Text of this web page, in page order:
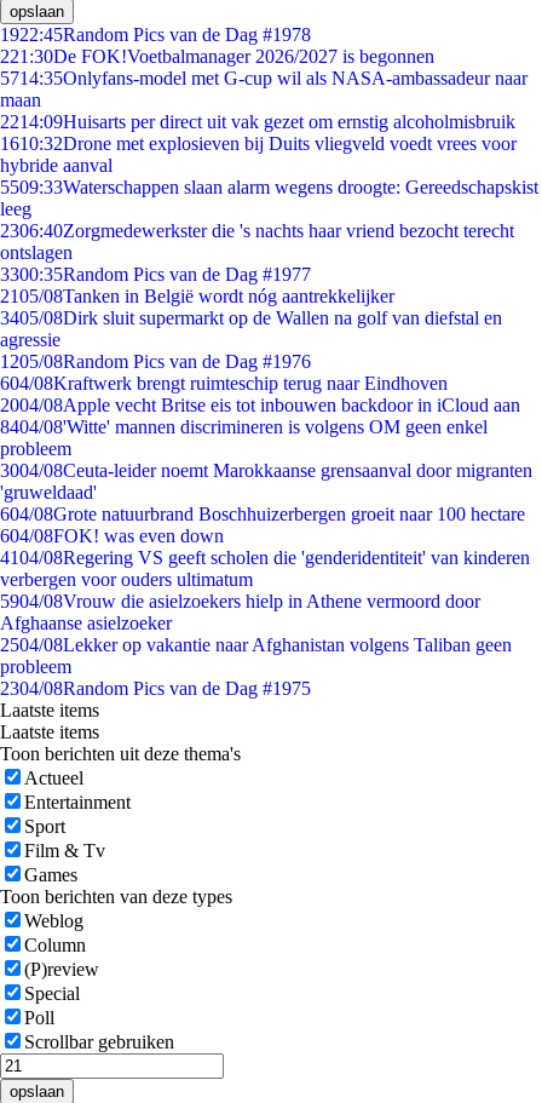
opslaan
1922:45Random Pics van de Dag #1978
221:30De FOK!Voetbalmanager 2026/2027 is begonnen
5714:35Onlyfans-model met G-cup wil als NASA-ambassadeur naar
maan
2214:09Huisarts per direct uit vak gezet om ernstig alcoholmisbruik
1610:32Drone met explosieven bij Duits vliegveld voedt vrees voor
hybride aanval
5509:33Waterschappen slaan alarm wegens droogte: Gereedschapskist
leeg
2306:40Zorgmedewerkster die 's nachts haar vriend bezocht terecht
ontslagen
3300:35Random Pics van de Dag #1977
2105/08Tanken in België wordt nóg aantrekkelijker
3405/08Dirk sluit supermarkt op de Wallen na golf van diefstal en
agressie
1205/08Random Pics van de Dag #1976
604/08Kraftwerk brengt ruimteschip terug naar Eindhoven
2004/08Apple vecht Britse eis tot inbouwen backdoor in iCloud aan
8404/08'Witte' mannen discrimineren is volgens OM geen enkel
probleem
3004/08Ceuta-leider noemt Marokkaanse grensaanval door migranten
'gruweldaad'
604/08Grote natuurbrand Boschhuizerbergen groeit naar 100 hectare
604/08FOK! was even down
4104/08Regering VS geeft scholen die 'genderidentiteit' van kinderen
verbergen voor ouders ultimatum
5904/08Vrouw die asielzoekers hielp in Athene vermoord door
Afghaanse asielzoeker
2504/08Lekker op vakantie naar Afghanistan volgens Taliban geen
probleem
2304/08Random Pics van de Dag #1975
Laatste items
Laatste items
Toon berichten uit deze thema's
Actueel
Entertainment
Sport
Film & Tv
Games
Toon berichten van deze types
Weblog
Column
(P)review
Special
Poll
Scrollbar gebruiken
opslaan